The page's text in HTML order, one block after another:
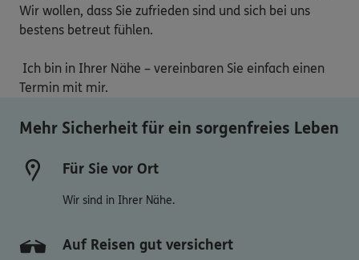
Wir wollen, dass Sie zufrieden sind und sich bei uns
bestens betreut fühlen.
Termin mit mir.
Mehr Sicherheit für ein sorgenfreies Leben
Für Sie vor Ort
Wir sind in Ihrer Nähe.
Auf Reisen gut versichert